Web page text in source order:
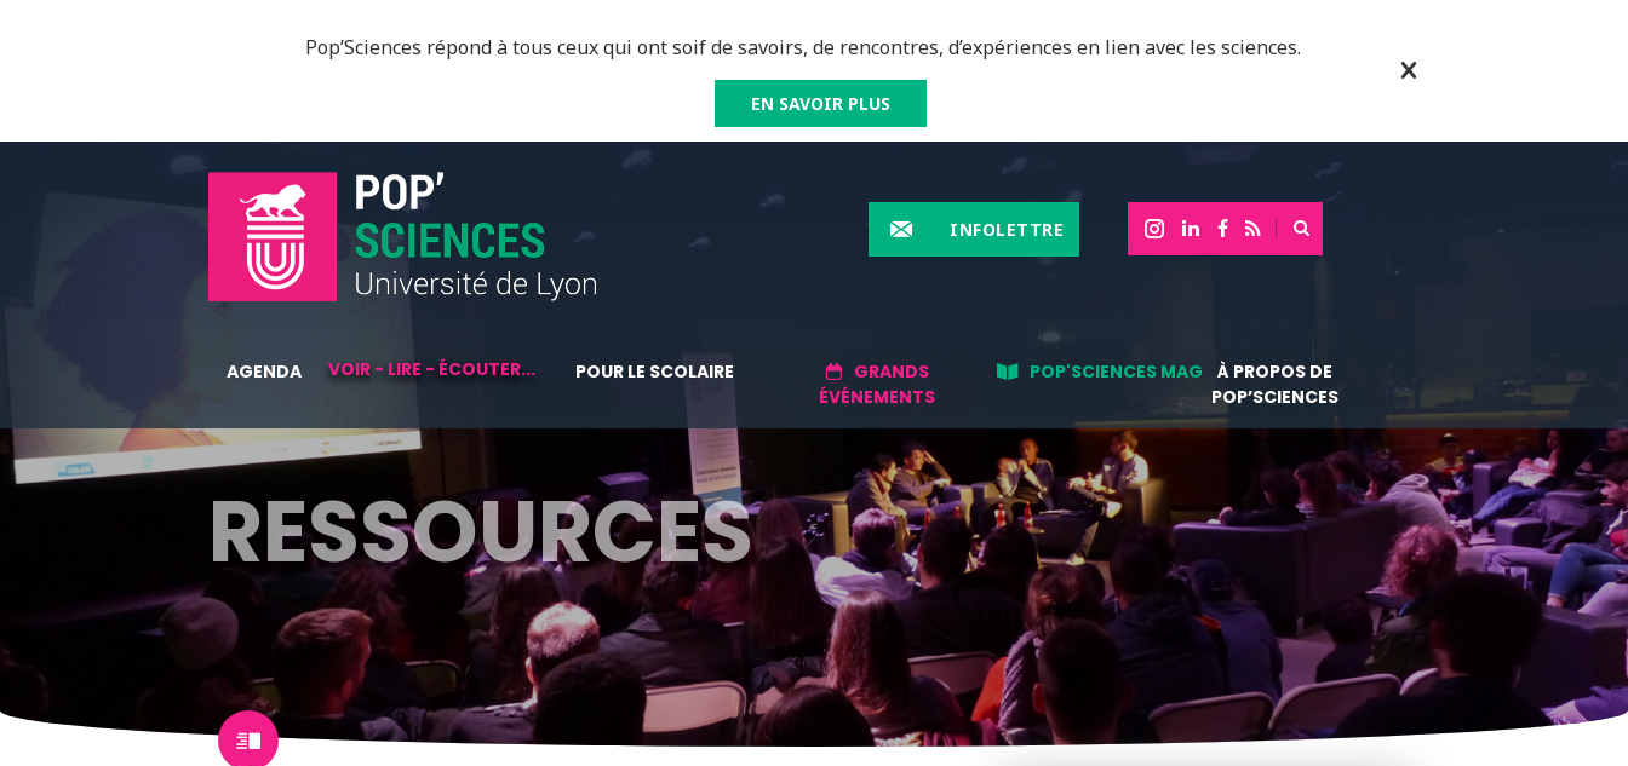
Pop’Sciences répond à tous ceux qui ont soif de savoirs, de rencontres, d’expériences en lien avec les sciences.
EN SAVOIR PLUS
INFOLETTRE
AGENDA VOIR - LIRE - ÉCOUTER... POUR LE SCOLAIRE
GRANDS
ÉVÉNEMENTS
POP'SCIENCES MAG
À PROPOS DE
POP’SCIENCES
RESSOURCES